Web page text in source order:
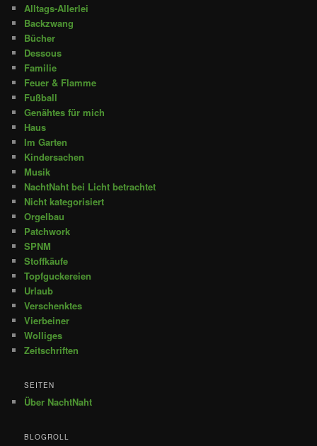
Alltags-Allerlei
Backzwang
Bücher
Dessous
Familie
Feuer & Flamme
Fußball
Genähtes für mich
Haus
Im Garten
Kindersachen
Musik
NachtNaht bei Licht betrachtet
Nicht kategorisiert
Orgelbau
Patchwork
SPNM
Stoffkäufe
Topfguckereien
Urlaub
Verschenktes
Vierbeiner
Wolliges
Zeitschriften
SEITEN
Über NachtNaht
BLOGROLL